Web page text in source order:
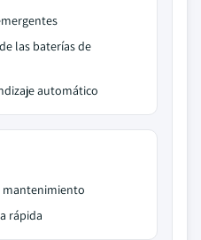
las baterías de
automático
mantenimiento
rápida